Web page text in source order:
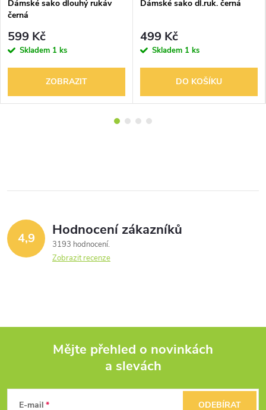
Dámské sako dlouhý rukáv
černá
599 Kč
Skladem 1 ks
ZOBRAZIT
Dámské sako dl.ruk. černá
499 Kč
Skladem 1 ks
DO KOŠÍKU
4,9 Hodnocení zákazníků
3193 hodnocení
Zobrazit recenze
Mějte přehled o novinkách
a slevách
E-mail ODEBÍRAT